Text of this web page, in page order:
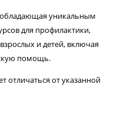
уникальным
для профилактики,
и детей, включая
помощь.
отличаться от указанной